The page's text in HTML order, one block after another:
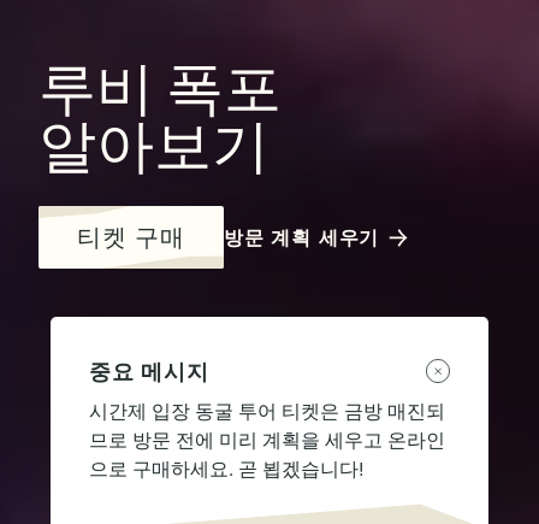
루비 폭포
알아보기
티켓 구매 방문 계획 세우기
중요 메시지
시간제 입장 동굴 투어 티켓은 금방 매진되
므로 방문 전에 미리 계획을 세우고 온라인
으로 구매하세요. 곧 뵙겠습니다!